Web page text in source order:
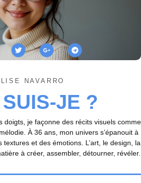
NAVARRO
JE ?
doigts, je façonne des récits visuels comme
À 36 ans, mon univers s’épanouit à
et des émotions. L’art, le design, la
à créer, assembler, détourner, révéler.